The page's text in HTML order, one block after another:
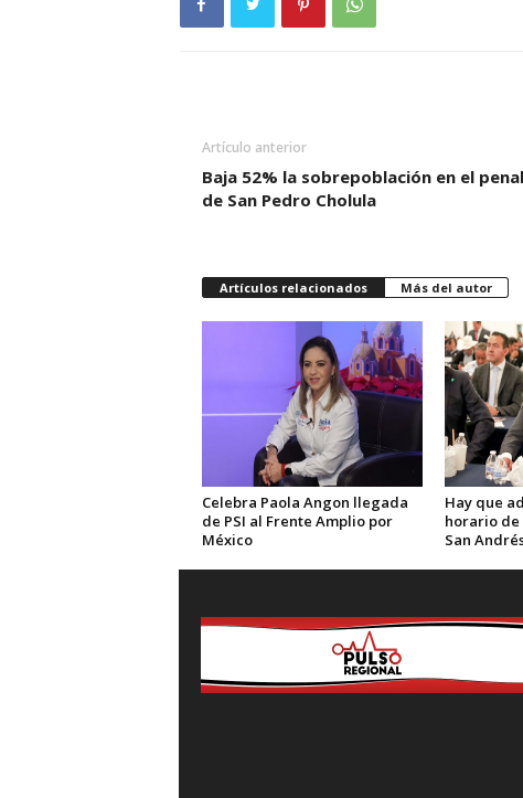
Artículo anterior
Baja 52% la sobrepoblación en el penal
de San Pedro Cholula
Artículos relacionados Más del autor
Celebra Paola Angon llegada
de PSI al Frente Amplio por
México
Hay que
horario de
San